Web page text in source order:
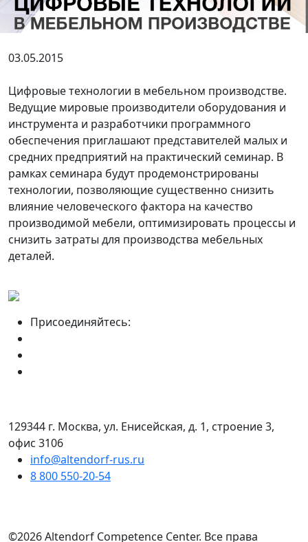
03.05.2015
Цифровые технологии в мебельном производстве.
Ведущие мировые производители оборудования и
инструмента и разработчики программного
обеспечения приглашают представителей малых и
средних предприятий на практический семинар. В
рамках семинара будут продемонстрированы
технологии, позволяющие существенно снизить
влияние человеческого фактора на качество
производимой мебели, оптимизировать процессы и
снизить затраты для производства мебельных
деталей.
Присоединяйтесь:
129344 г. Москва, ул. Енисейская, д. 1, строение 3,
офис 3106
info@altendorf-rus.ru
8 800 550-20-54
©2026 Altendorf Сompetence Сenter. Все права